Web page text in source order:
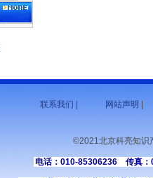
联系我们 网站声明
©2021北京科亮知识
电话：010-85306236 传真